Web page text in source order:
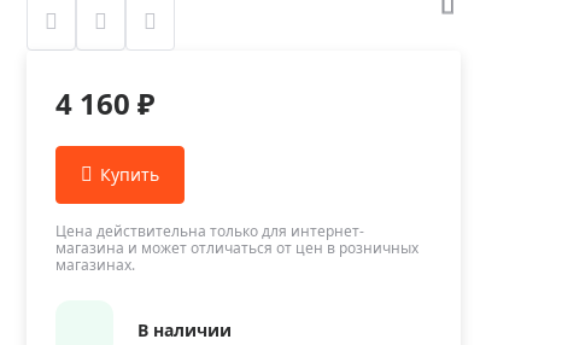
Приборы неразрушающего контроля
Приборы теплового контроля
Детекторы проводки
Влагомеры (датчики влажности)
Измерители параметров окружающей
среды
Видеоэндоскопы
4 160 ₽
Цена действительна только для интернет-
магазина и может отличаться от цен в розничных
магазинах.
В наличии